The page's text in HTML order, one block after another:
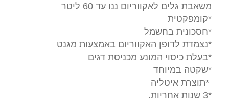
משאבת גלים לאקווריום ננו עד 60 ליטר
*קומפקטית
*חסכונית בחשמל
*נצמדת לדופן האקווריום באמצעות מגנט
*בעלת כיסוי המונע מכניסת דגים
*שקטה במיוחד
*תוצרת איטליה
*3 שנות אחריות.